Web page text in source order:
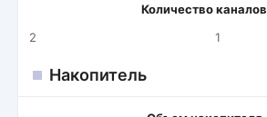
Количество каналов
2
1
Накопитель